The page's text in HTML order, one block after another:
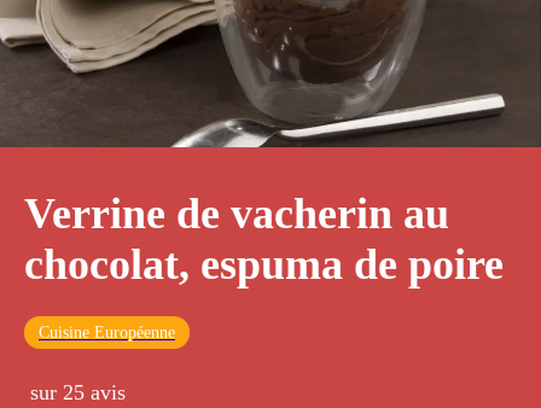
Verrine de vacherin au
chocolat, espuma de poire
Cuisine Européenne
sur 25 avis